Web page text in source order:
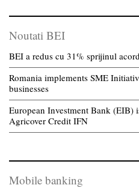
Noutati BEI
BEI a redus cu 31% sprijinul
Romania implements SME
businesses
European Investment Bank
Agricover Credit IFN
Mobile banking